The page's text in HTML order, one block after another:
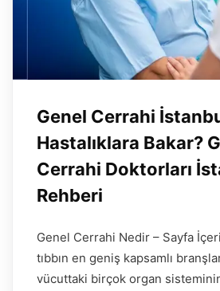
Genel Cerrahi
Hastalıklara Bakar?
Cerrahi Doktorları
Rehberi
Genel Cerrahi Nedir – Sayfa
tıbbın en geniş kapsamlı
vücuttaki birçok organ